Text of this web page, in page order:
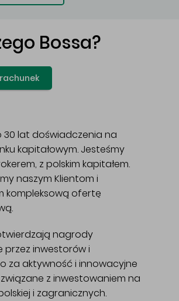
Bossa?
30 lat doświadczenia na
kapitałowym. Jesteśmy
z polskim kapitałem.
naszym Klientom i
kompleksową ofertę
nagrody
przez inwestorów i
za aktywność i innowacyjne
z inwestowaniem na
i zagranicznych.